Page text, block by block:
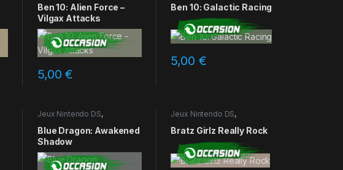
Ben 10: Alien Force –
Vilgax Attacks
5,00€
Ben 10: Galactic Racing
5,00 €
Jeux Nintendo DS,
Blue Dragon: Awakened
Shadow
Jeux Nintendo DS,
Bratz Girlz Really Rock